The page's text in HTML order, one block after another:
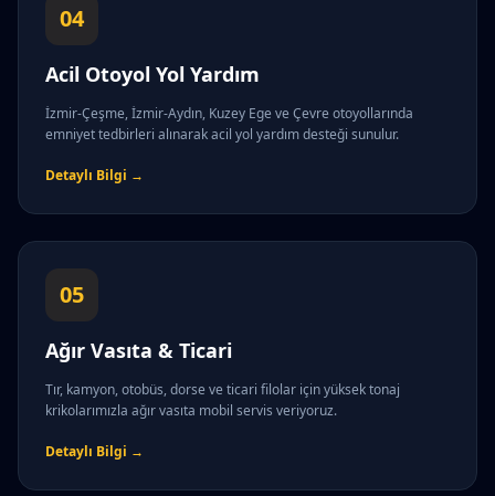
04
Acil Otoyol Yol Yardım
İzmir-Çeşme, İzmir-Aydın, Kuzey Ege ve Çevre otoyollarında
emniyet tedbirleri alınarak acil yol yardım desteği sunulur.
Detaylı Bilgi →
05
Ağır Vasıta & Ticari
Tır, kamyon, otobüs, dorse ve ticari filolar için yüksek tonaj
krikolarımızla ağır vasıta mobil servis veriyoruz.
Detaylı Bilgi →